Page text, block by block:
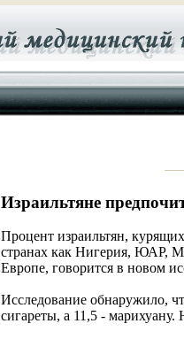
Израильтяне
Процент израильтян,
странах как Нигерия, ЮАР,
Европе, говорится в новом
Исследование обнаружило,
сигареты, а 11,5 -